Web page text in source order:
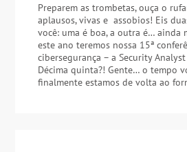
Preparem as trombetas, ouça o
aplausos, vivas e assobios! Eis
você: uma é boa, a outra é… ainda
este ano teremos nossa 15ª
cibersegurança – a Security Analyst
Décima quinta?! Gente… o tempo
finalmente estamos de volta ao